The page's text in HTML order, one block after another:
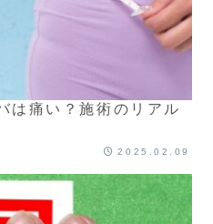
は痛い？施術のリアル
2025.02.09